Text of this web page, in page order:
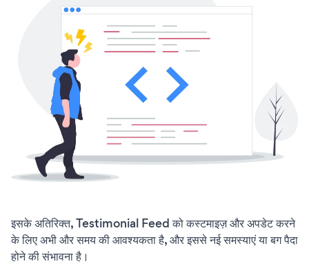
इसके अतिरिक्त, Testimonial Feed को कस्टमाइज़ और अपडेट करने
के लिए अभी और समय की आवश्यकता है, और इससे नई समस्याएं या बग पैदा
होने की संभावना है।